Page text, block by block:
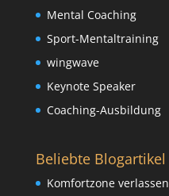
Mental Coaching
Sport-Mentaltraining
wingwave
Keynote Speaker
Coaching-Ausbildung
Beliebte Blogartikel
Komfortzone verlassen